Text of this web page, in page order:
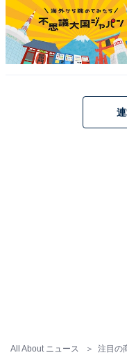
All About ニュース 注目の
アクセス・料金・
所在地：兵庫県美方
交通手段：JR江原駅
チェックアウト：